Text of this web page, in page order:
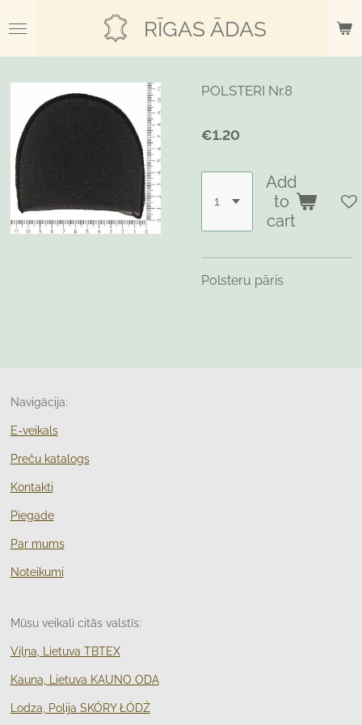
to
main
RĪGAS ĀDAS
POLSTERI Nr.8
€1.20
Add
to
cart
Polsteru pāris
Navigācija:
E-veikals
Preču katalogs
Kontakti
Piegade
Par mums
Noteikumi
Mūsu veikali citās valstīs:
Viļņa, Lietuva TBTEX
Kauna, Lietuva KAUNO ODA
Lodza, Polija SKÓRY ŁÓDŹ